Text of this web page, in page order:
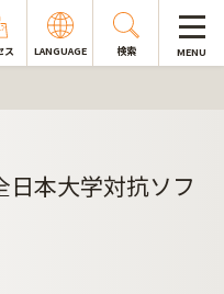
ス LANGUAGE 検索 MENU
本大学対抗ソフ